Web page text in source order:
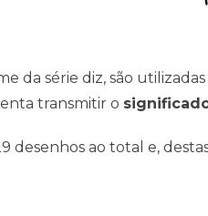
da série diz, são utilizadas
transmitir o
desenhos ao total e,